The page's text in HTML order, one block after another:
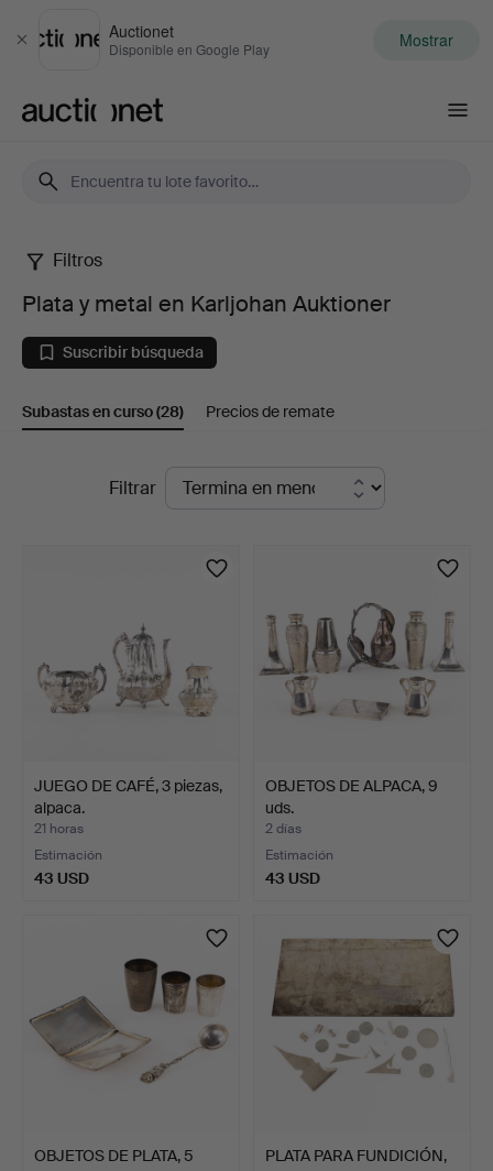
Cerrar
Auctionet
Disponible en Google Play Mostrar
Plata
metal
en
Karljohan
Filtros
Plata y metal en Karljohan Auktioner
Suscribir búsqueda
Subastas en curso(28) Precios de remate
SubastasFiltrar
JUEGO DE CAFÉ, 3 piezas,
alpaca.
21 horas
Estimación
43 USD
OBJETOS DE ALPACA, 9
uds.
2 días
Estimación
43 USD
OBJETOS DE PLATA, 5
PLATA PARA FUNDICIÓN,